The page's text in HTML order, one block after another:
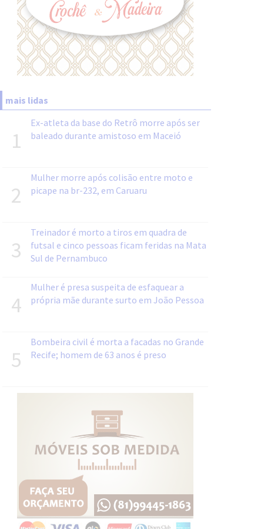
mais lidas
1
Ex-atleta da base do Retrô morre após ser
baleado durante amistoso em Maceió
2
Mulher morre após colisão entre moto e
picape na br-232, em Caruaru
3
Treinador é morto a tiros em quadra de
futsal e cinco pessoas ficam feridas na Mata
Sul de Pernambuco
4
Mulher é presa suspeita de esfaquear a
própria mãe durante surto em João Pessoa
5
Bombeira civil é morta a facadas no Grande
Recife; homem de 63 anos é preso